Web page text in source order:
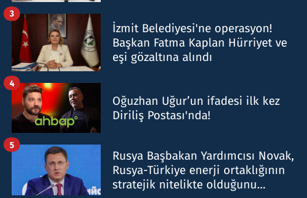
İzmit Belediyesi'ne operasyon!
Başkan Fatma Kaplan Hürriyet ve
eşi gözaltına alındı
3
Oğuzhan Uğur’un ifadesi ilk kez
Diriliş Postası'nda!
4
Rusya Başbakan Yardımcısı Novak,
Rusya-Türkiye enerji ortaklığının
stratejik nitelikte olduğunu
5